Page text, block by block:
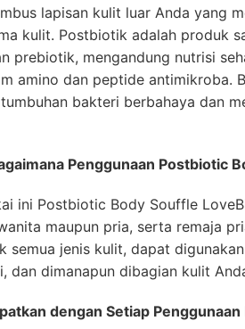
lapisan kulit luar Anda yang
kulit. Postbiotik adalah produk
prebiotik, mengandung nutrisi
amino dan peptide antimikroba.
bakteri berbahaya dan
Penggunaan Postbiotic
ini Postbiotic Body Souffle
maupun pria, serta remaja
semua jenis kulit, dapat
dan dimanapun dibagian kulit
dengan Setiap